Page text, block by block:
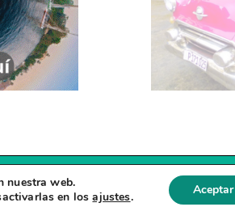
Viajeras
nuestra web.
en losajustes. Aceptar